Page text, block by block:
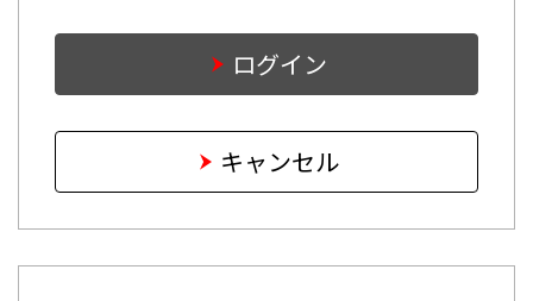
ログイン
キャンセル